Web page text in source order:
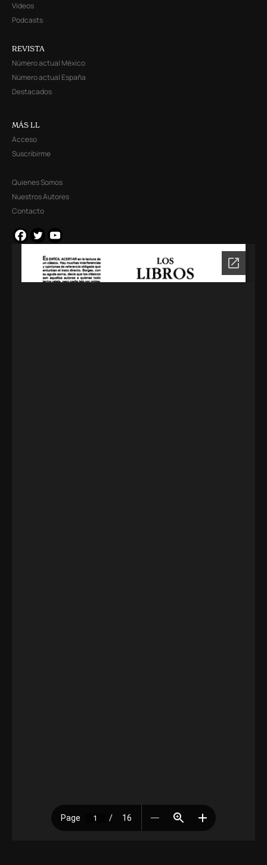
Videos
Podcasts
REVISTA
Número actual México
Número actual España
Destacados
MÁS LL
Acceso
Suscribirme
Quienes Somos
Nuestros Autores
Contacto